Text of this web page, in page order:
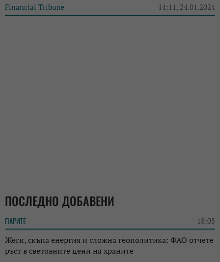
Financial Tribune 14:11, 24.01.2024
ПОСЛЕДНО ДОБАВЕНИ
ПАРИТЕ 18:05
Жеги, скъпа енергия и сложна геополитика: ФАО отчете
ръст в световните цени на храните